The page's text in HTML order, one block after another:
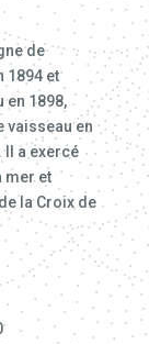
de
1894 et
en 1898,
vaisseau en
Il a exercé
mer et
la Croix de